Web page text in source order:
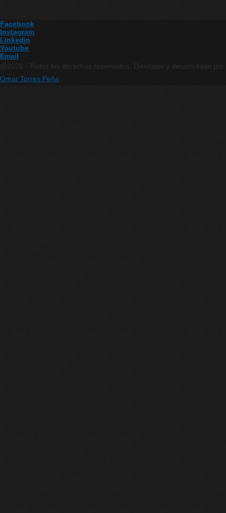
Facebook
Instagram
Linkedin
Youtube
Email
@2020 - Todos los derechos reservados. Diseñado y desarrollado por
Omar Torres Peña